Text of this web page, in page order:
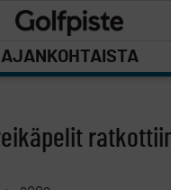
AJANKOHTAISTA